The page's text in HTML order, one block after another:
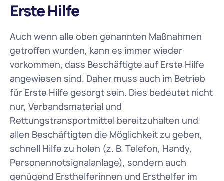
Erste Hilfe
Auch wenn alle oben genannten Maßnahmen
getroffen wurden, kann es immer wieder
vorkommen, dass Beschäftigte auf Erste Hilfe
angewiesen sind. Daher muss auch im Betrieb
für Erste Hilfe gesorgt sein. Dies bedeutet nicht
nur, Verbandsmaterial und
Rettungstransportmittel bereitzuhalten und
allen Beschäftigten die Möglichkeit zu geben,
schnell Hilfe zu holen (z. B. Telefon, Handy,
Personennotsignalanlage), sondern auch
genügend Ersthelferinnen und Ersthelfer im